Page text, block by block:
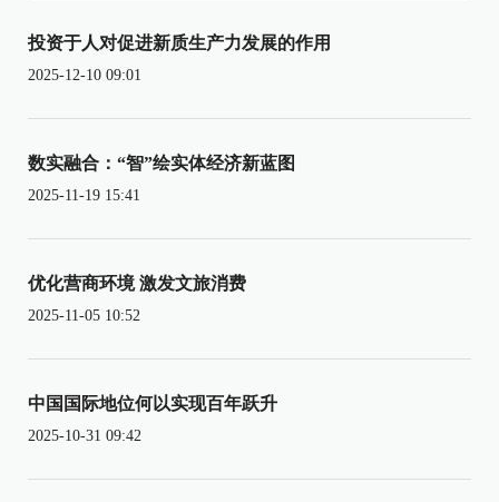
投资于人对促进新质生产力发展的作用
2025-12-10 09:01
数实融合：“智”绘实体经济新蓝图
2025-11-19 15:41
优化营商环境 激发文旅消费
2025-11-05 10:52
中国国际地位何以实现百年跃升
2025-10-31 09:42